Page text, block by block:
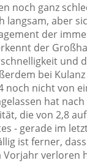
noch ganz
aber
der
der
und
bei
noch nicht von
hat
die von 2,8
- gerade im
ist ferner,
Vorjahr verloren